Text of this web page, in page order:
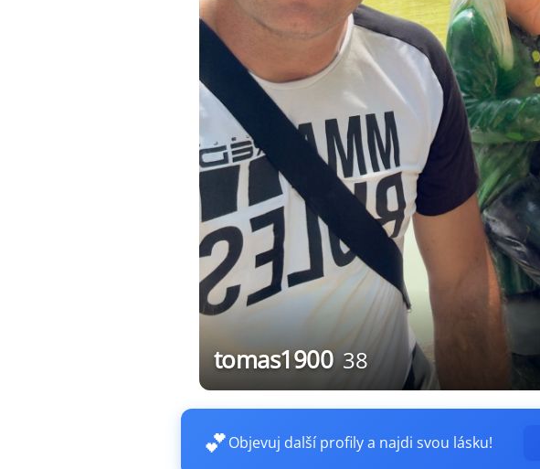
tomas1900 38
💕Objevuj další profily a najdi svou lásku!